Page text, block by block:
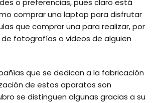
o preferencias, pues claro está
comprar una laptop para disfrutar
que comprar una para realizar, por
fotografías o videos de alguien
que se dedican a la fabricación
de estos aparatos son
se distinguen algunas gracias a su